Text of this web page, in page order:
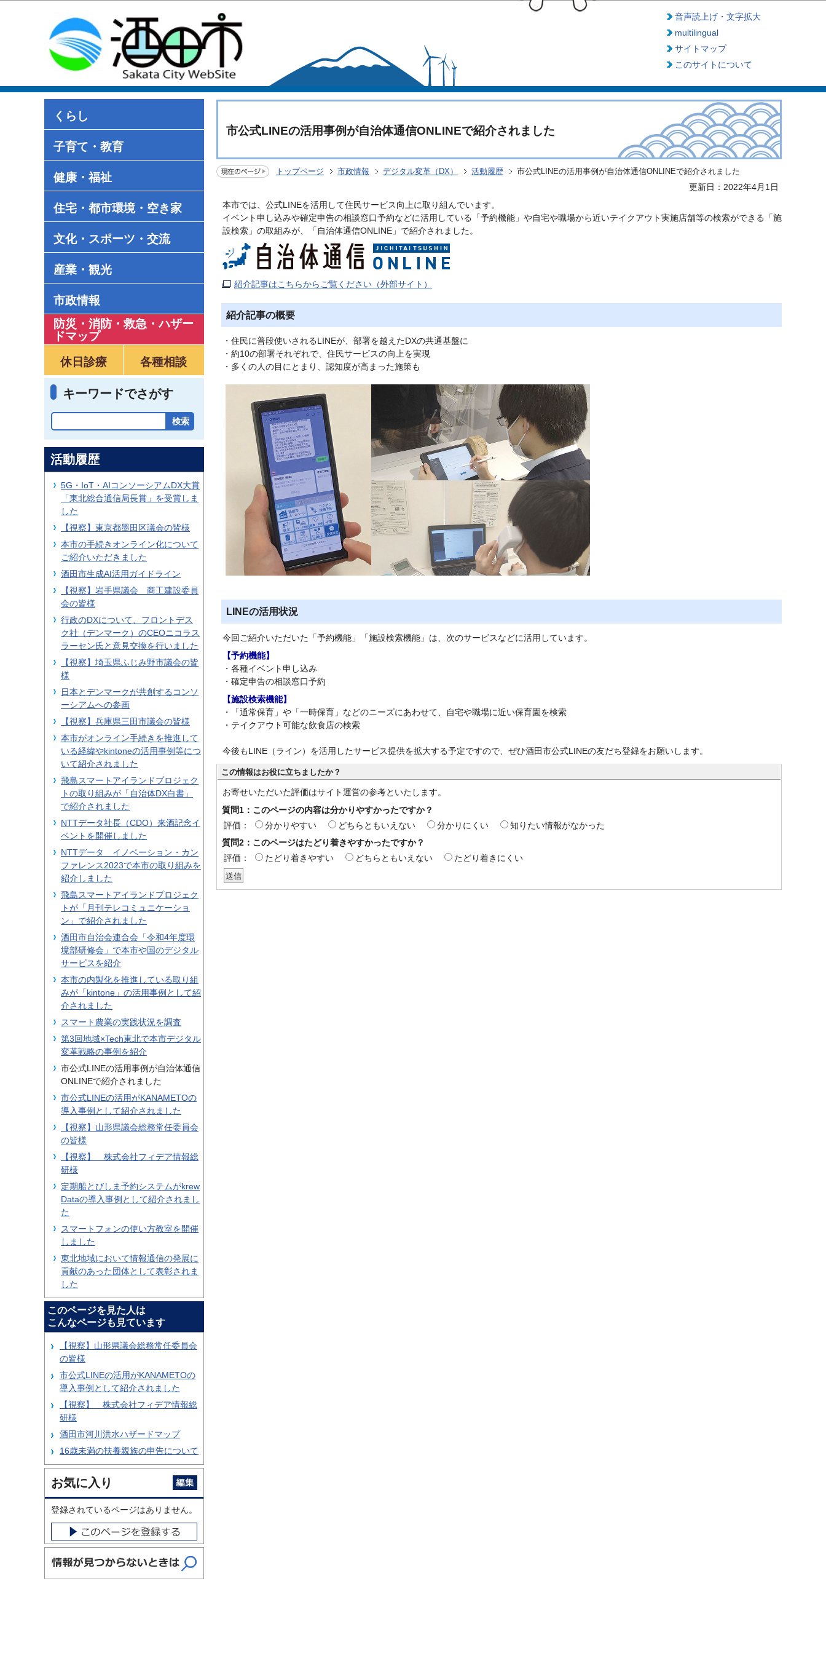
音声読上げ・文字拡大
multilingual
サイトマップ
このサイトについて
くらし
子育て・教育
健康・福祉
住宅・都市環境・空き家
文化・スポーツ・交流
産業・観光
市政情報
防災・消防・救急 ・ハザー
ドマップ
休日診療
各種相談
キーワードでさがす
市公式LINEの活用事例が自治体通信ONLINEで紹介されました
トップページ 市政情報 デジタル変革（DX） 活動履歴 市公式LINEの活用事例が自治体通信ONLINEで紹介されました
更新日：2022年4月1日
本市では、公式LINEを活用して住民サービス向上に取り組んでいます。
イベント申し込みや確定申告の相談窓口予約などに活用している「予約機能」や自宅や職場から近いテイクアウト実施店舗等の検索ができる「施
設検索」の取組みが、「自治体通信ONLINE」で紹介されました。
紹介記事はこちらからご覧ください（外部サイト）
紹介記事の概要
・住民に普段使いされるLINEが、部署を越えたDXの共通基盤に
・約10の部署それぞれで、住民サービスの向上を実現
・多くの人の目にとまり、認知度が高まった施策も
LINEの活用状況
今回ご紹介いただいた「予約機能」「施設検索機能」は、次のサービスなどに活用しています。
【予約機能】
・各種イベント申し込み
・確定申告の相談窓口予約
【施設検索機能】
・「通常保育」や「一時保育」などのニーズにあわせて、自宅や職場に近い保育園を検索
・テイクアウト可能な飲食店の検索
今後もLINE（ライン）を活用したサービス提供を拡大する予定ですので、ぜひ酒田市公式LINEの友だち登録をお願いします。
この情報はお役に立ちましたか？
お寄せいただいた評価はサイト運営の参考といたします。
質問1：このページの内容は分かりやすかったですか？
評価：
分かりやすい どちらともいえない 分かりにくい
知りたい情報がなかった
質問2：このページはたどり着きやすかったですか？
評価：
たどり着きやすい どちらともいえない たどり着きにくい
活動履歴
5G・IoT・AIコンソーシアムDX大賞
「東北総合通信局長賞」を受賞しま
した
【視察】東京都墨田区議会の皆様
本市の手続きオンライン化について
ご紹介いただきました
酒田市生成AI活用ガイドライン
【視察】岩手県議会 商工建設委員
会の皆様
行政のDXについて、フロントデス
ク社（デンマーク）のCEOニコラス
ラーセン氏と意見交換を行いました
【視察】埼玉県ふじみ野市議会の皆
様
日本とデンマークが共創するコンソ
ーシアムへの参画
【視察】兵庫県三田市議会の皆様
本市がオンライン手続きを推進して
いる経緯やkintoneの活用事例等につ
いて紹介されました
飛島スマートアイランドプロジェク
トの取り組みが「自治体DX白書」
で紹介されました
NTTデータ社長（CDO）来酒記念イ
ベントを開催しました
NTTデータ イノベーション・カン
ファレンス2023で本市の取り組みを
紹介しました
飛島スマートアイランドプロジェク
トが「月刊テレコミュニケーショ
ン」で紹介されました
酒田市自治会連合会「令和4年度環
境部研修会」で本市や国のデジタル
サービスを紹介
本市の内製化を推進している取り組
みが「kintone」の活用事例として紹
介されました
スマート農業の実践状況を調査
第3回地域×Tech東北で本市デジタル
変革戦略の事例を紹介
市公式LINEの活用事例が自治体通信
ONLINEで紹介されました
市公式LINEの活用がKANAMETOの
導入事例として紹介されました
【視察】山形県議会総務常任委員会
の皆様
【視察】 株式会社フィデア情報総
研様
定期船とびしま予約システムがkrew
Dataの導入事例として紹介されまし
た
スマートフォンの使い方教室を開催
しました
東北地域において情報通信の発展に
貢献のあった団体として表彰されま
した
このページを見た人は
こんなページも見ています
【視察】山形県議会総務常任委員会
の皆様
市公式LINEの活用がKANAMETOの
導入事例として紹介されました
【視察】 株式会社フィデア情報総
研様
酒田市河川洪水ハザードマップ
16歳未満の扶養親族の申告について
お気に入り
登録されているページはありません。